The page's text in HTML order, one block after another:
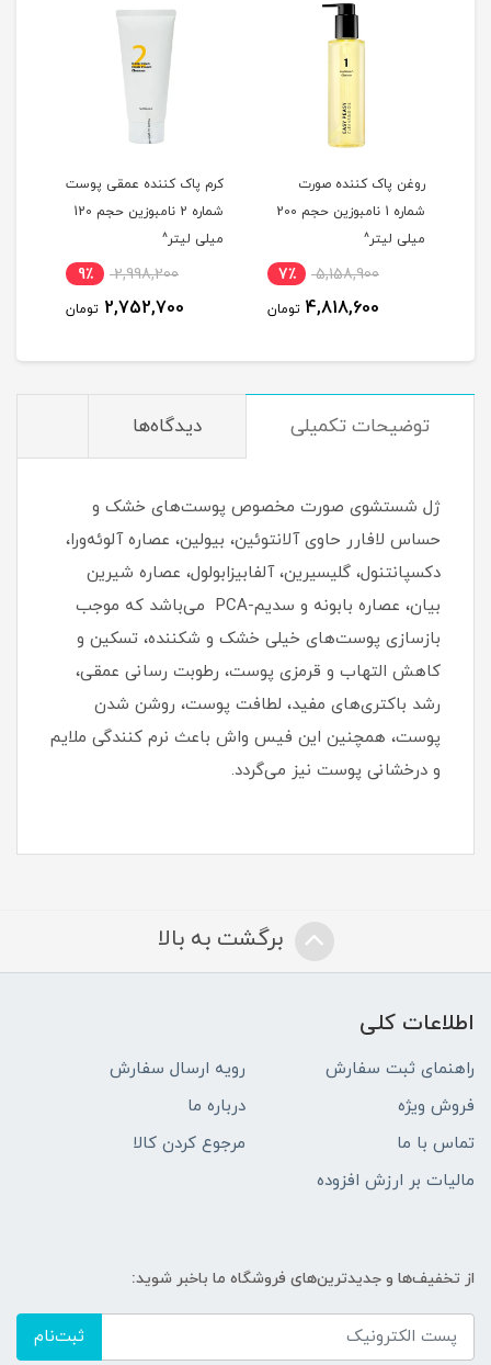
روغن پاک کننده صورت
شماره 1 نامبوزین حجم 200
میلی لیتر^
5,158,900 7٪
4,818,600 تومان
کرم پاک کننده عمقی پوست
شماره 2 نامبوزین حجم 120
میلی لیتر^
2,998,200 9٪
2,752,700 تومان
توضیحات تکمیلی دیدگاه‌ها
ژل شستشوی صورت مخصوص پوست‌های خشک و
حساس لافارر حاوی آلانتوئین، بیولین، عصاره آلوئه‌ورا،
دکسپانتنول، گلیسیرین، آلفابیزابولول، عصاره شیرین
بیان، عصاره بابونه و سدیم-PCA می‌باشد که موجب
بازسازی پوست‌های خیلی خشک و شکننده، تسکین و
کاهش التهاب و قرمزی پوست، رطوبت رسانی عمقی،
رشد باکتری‌های مفید، لطافت پوست، روشن شدن
پوست، همچنین این فیس واش باعث نرم کنندگی ملایم
و درخشانی پوست نیز می‌گردد.
برگشت به بالا
اطلاعات کلی
راهنمای ثبت سفارش
رویه ارسال سفارش
فروش ویژه
درباره ما
تماس با ما
مرجوع کردن کالا
مالیات بر ارزش افزوده
از تخفیف‌ها و جدیدترین‌های فروشگاه ما باخبر شوید:
ثبت‌نام